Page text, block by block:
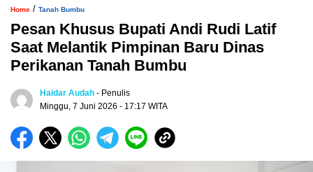
Home / Tanah Bumbu
Pesan Khusus Bupati Andi Rudi Latif
Saat Melantik Pimpinan Baru Dinas
Perikanan Tanah Bumbu
Haidar Audah - Penulis
Minggu, 7 Juni 2026 - 17:17 WITA